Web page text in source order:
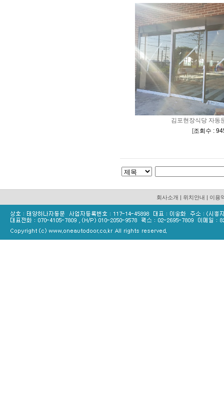
김포현장식당 자동
[조회수 :
회사소개 | 위치안내 | 이용